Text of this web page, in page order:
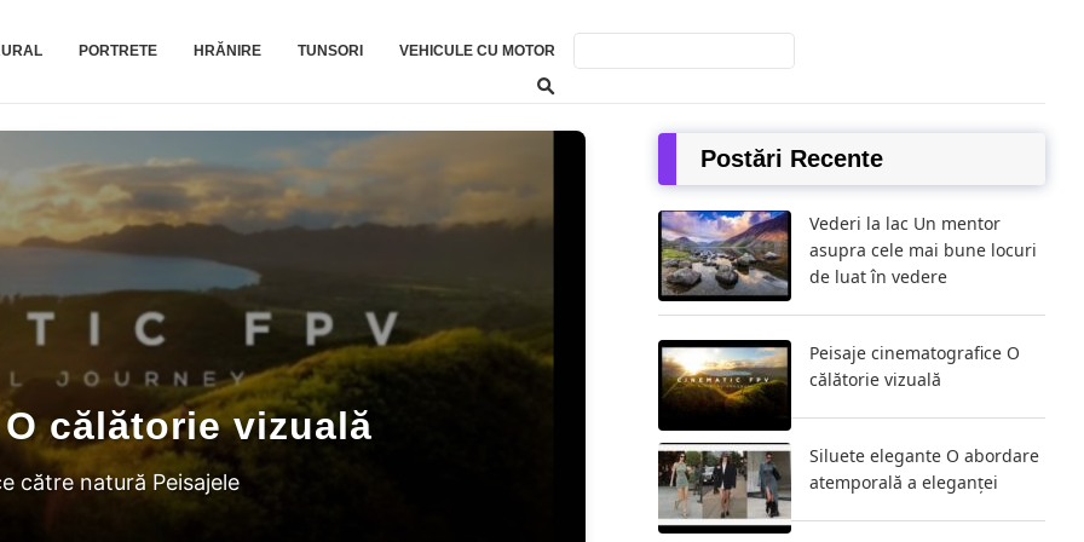
PORTRETE HRĂNIRE TUNSORI VEHICULE CU MOTOR
cele mai bune locuri de
călătorie vizuală
atemporală a eleganței
și pot fi obținute cu
Postări Recente
Vederi la lac Un mentor
asupra cele mai bune locuri
de luat în vedere
Peisaje cinematografice O
călătorie vizuală
Siluete elegante O abordare
atemporală a eleganței